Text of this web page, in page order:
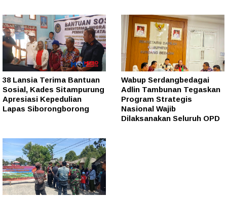
38 Lansia Terima Bantuan
Sosial, Kades Sitampurung
Apresiasi Kepedulian
Lapas Siborongborong
Wabup Serdangbedagai
Adlin Tambunan Tegaskan
Program Strategis
Nasional Wajib
Dilaksanakan Seluruh OPD